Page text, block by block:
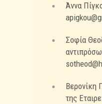
Άννα
Σοφία
Βερονίκη
της